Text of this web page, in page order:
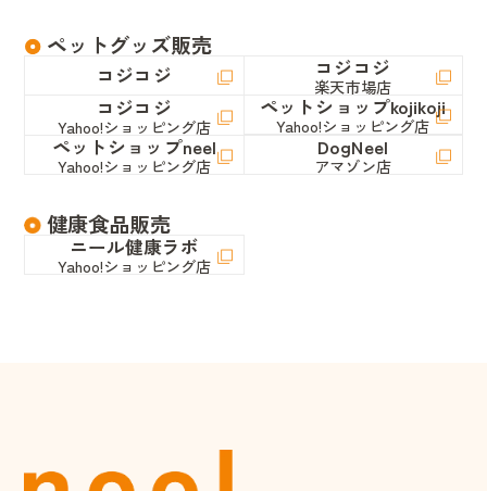
ペットグッズ販売
コジコジ コジコジ
楽天市場店
コジコジ
Yahoo!ショッピング店
ペットショップkojikoji
Yahoo!ショッピング店
ペットショップneel
Yahoo!ショッピング店
DogNeel
アマゾン店
健康食品販売
ニール健康ラボ
Yahoo!ショッピング店